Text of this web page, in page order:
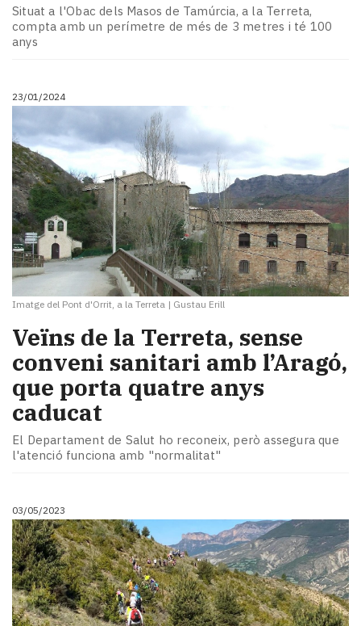
Situat a l'Obac dels Masos de Tamúrcia, a la Terreta,
compta amb un perímetre de més de 3 metres i té 100
anys
23/01/2024
Imatge del Pont d'Orrit, a la Terreta | Gustau Erill
Veïns de la Terreta, sense
conveni sanitari amb l’Aragó,
que porta quatre anys
caducat
El Departament de Salut ho reconeix, però assegura que
l'atenció funciona amb "normalitat"
03/05/2023